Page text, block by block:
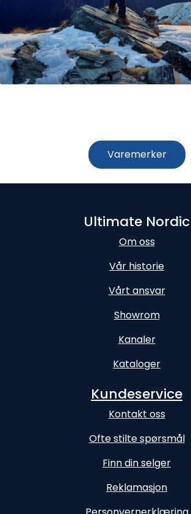
Varemerker
Ultimate Nordic
Om oss
Vår historie
Vårt ansvar
Showrom
Kanaler
Kataloger
Kundeservice
Kontakt oss
Ofte stilte spørsmål
Finn din selger
Reklamasjon